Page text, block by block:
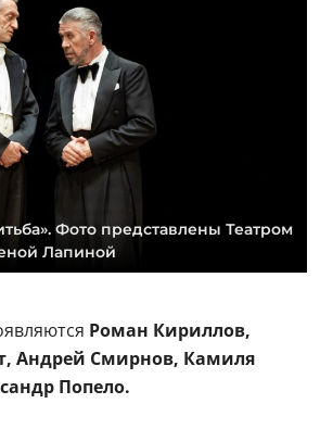
Фото представлены Театром
Лапиной
Роман Кириллов,
Андрей Смирнов, Камиля
Попело.